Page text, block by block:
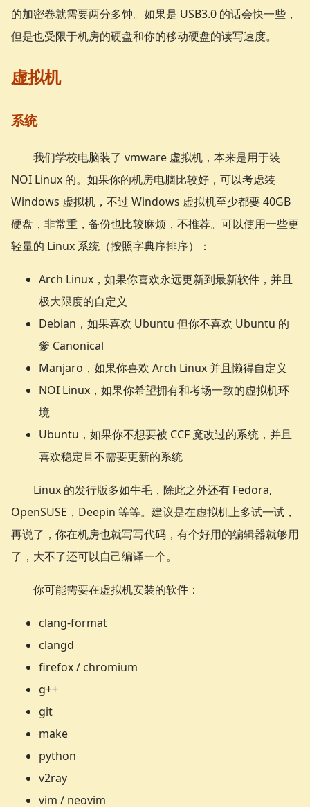
的加密卷就需要两分多钟。如果是 USB3.0 的话会快一些，
但是也受限于机房的硬盘和你的移动硬盘的读写速度。
虚拟机
系统
我们学校电脑装了 vmware 虚拟机，本来是用于装
NOI Linux 的。如果你的机房电脑比较好，可以考虑装
Windows 虚拟机，不过 Windows 虚拟机至少都要 40GB
硬盘，非常重，备份也比较麻烦，不推荐。可以使用一些更
轻量的 Linux 系统（按照字典序排序）：
Arch Linux，如果你喜欢永远更新到最新软件，并且
极大限度的自定义
Debian，如果喜欢 Ubuntu 但你不喜欢 Ubuntu 的
爹 Canonical
Manjaro，如果你喜欢 Arch Linux 并且懒得自定义
NOI Linux，如果你希望拥有和考场一致的虚拟机环
境
Ubuntu，如果你不想要被 CCF 魔改过的系统，并且
喜欢稳定且不需要更新的系统
Linux 的发行版多如牛毛，除此之外还有 Fedora,
OpenSUSE，Deepin 等等。建议是在虚拟机上多试一试，
再说了，你在机房也就写写代码，有个好用的编辑器就够用
了，大不了还可以自己编译一个。
你可能需要在虚拟机安装的软件：
clang-format
clangd
firefox / chromium
g++
git
make
python
v2ray
vim / neovim